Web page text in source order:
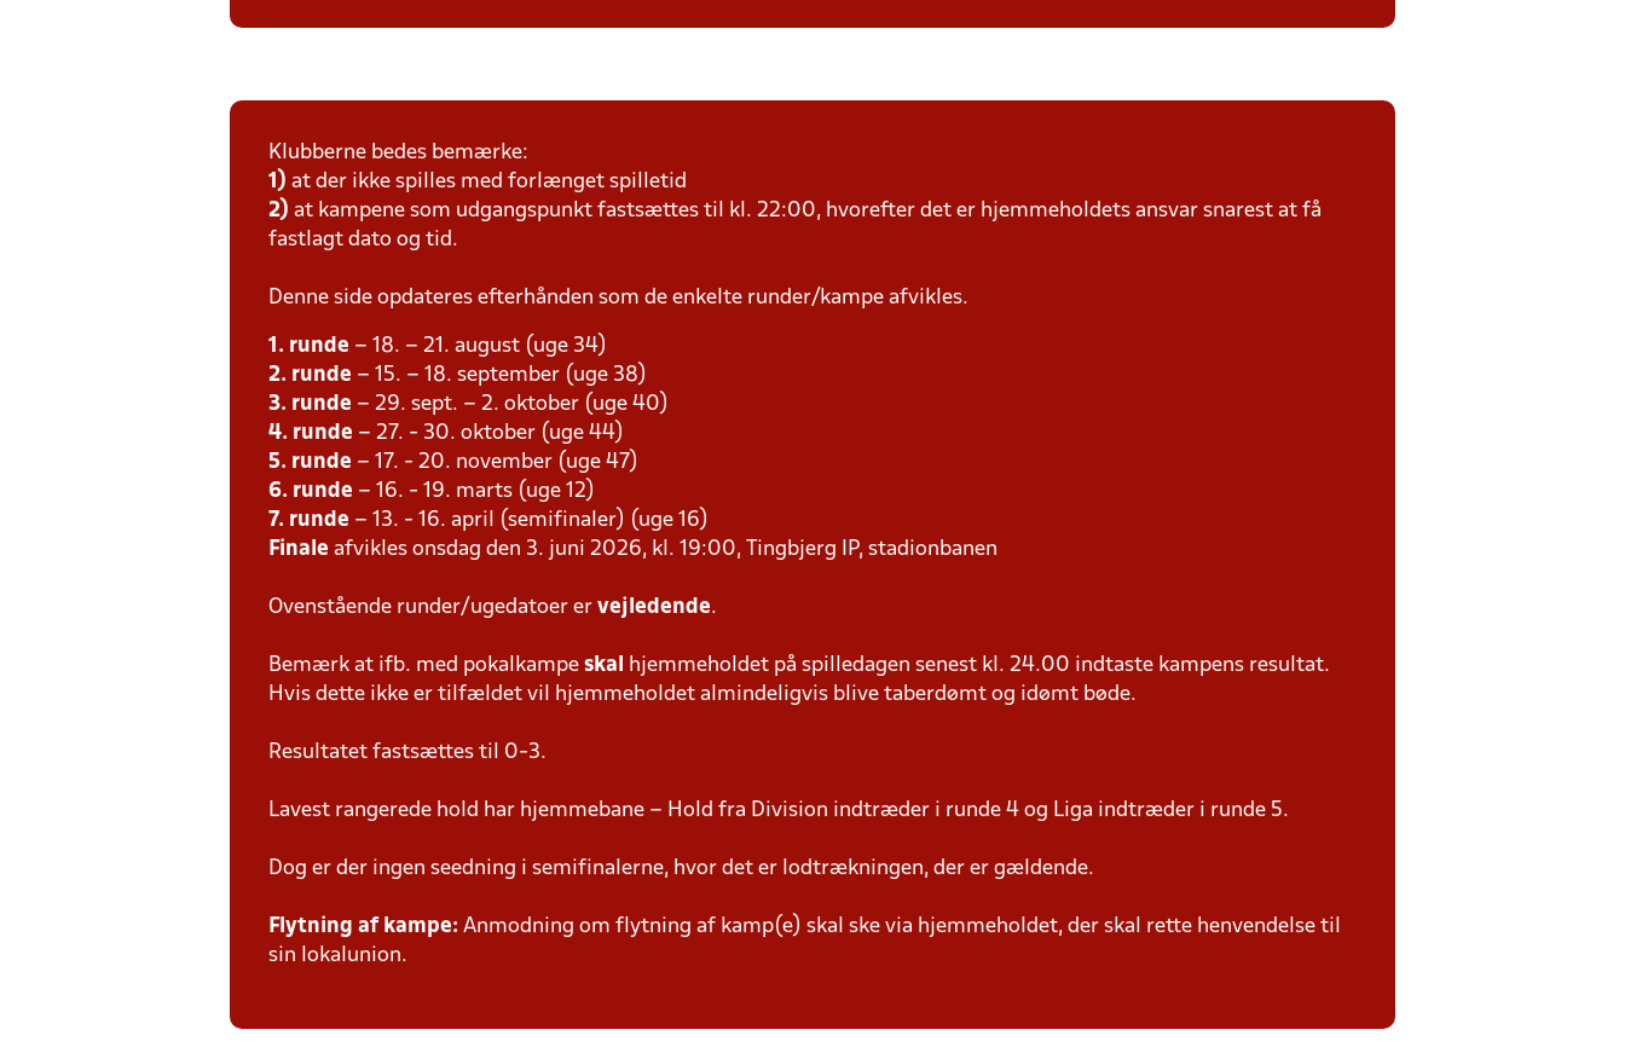
Klubberne bedes bemærke:
1) at der ikke spilles med forlænget spilletid
2) at kampene som udgangspunkt fastsættes til kl. 22:00, hvorefter det er hjemmeholdets ansvar snarest at få
fastlagt dato og tid.
Denne side opdateres efterhånden som de enkelte runder/kampe afvikles.
1. runde – 18. – 21. august (uge 34)
2. runde – 15. – 18. september (uge 38)
3. runde – 29. sept. – 2. oktober (uge 40)
4. runde – 27. - 30. oktober (uge 44)
5. runde – 17. - 20. november (uge 47)
6. runde – 16. - 19. marts (uge 12)
7. runde – 13. - 16. april (semifinaler) (uge 16)
Finale afvikles onsdag den 3. juni 2026, kl. 19:00, Tingbjerg IP, stadionbanen
Ovenstående runder/ugedatoer er vejledende.
Bemærk at ifb. med pokalkampe skal
hjemmeholdet på spilledagen senest kl. 24.00 indtaste kampens resultat.
Hvis dette ikke er tilfældet vil hjemmeholdet almindeligvis blive taberdømt og idømt bøde.
Resultatet fastsættes til 0-3.
Lavest rangerede hold har hjemmebane – Hold fra Division indtræder i runde 4 og Liga indtræder i runde 5.
Dog er der ingen seedning i semifinalerne, hvor det er lodtrækningen, der er gældende.
Flytning af kampe: Anmodning om flytning af kamp(e) skal ske via hjemmeholdet, der skal rette henvendelse til
sin lokalunion.